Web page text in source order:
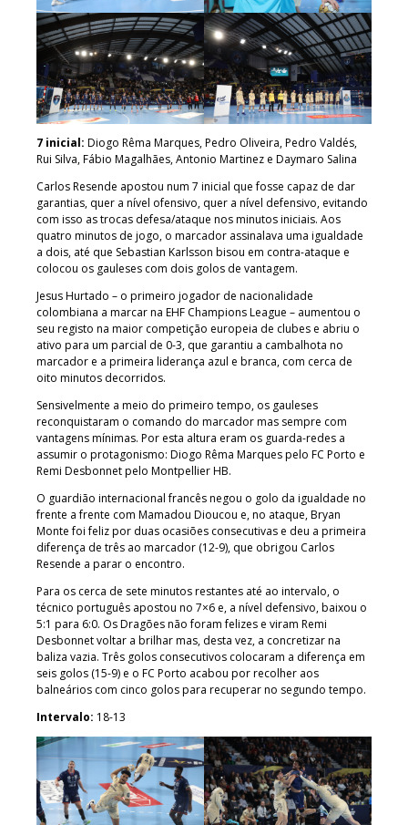
7 inicial: Diogo Rêma Marques, Pedro Oliveira, Pedro Valdés,
Rui Silva, Fábio Magalhães, Antonio Martinez e Daymaro Salina
Carlos Resende apostou num 7 inicial que fosse capaz de dar
garantias, quer a nível ofensivo, quer a nível defensivo, evitando
com isso as trocas defesa/ataque nos minutos iniciais. Aos
quatro minutos de jogo, o marcador assinalava uma igualdade
a dois, até que Sebastian Karlsson bisou em contra-ataque e
colocou os gauleses com dois golos de vantagem.
Jesus Hurtado – o primeiro jogador de nacionalidade
colombiana a marcar na EHF Champions League – aumentou o
seu registo na maior competição europeia de clubes e abriu o
ativo para um parcial de 0-3, que garantiu a cambalhota no
marcador e a primeira liderança azul e branca, com cerca de
oito minutos decorridos.
Sensivelmente a meio do primeiro tempo, os gauleses
reconquistaram o comando do marcador mas sempre com
vantagens mínimas. Por esta altura eram os guarda-redes a
assumir o protagonismo: Diogo Rêma Marques pelo FC Porto e
Remi Desbonnet pelo Montpellier HB.
O guardião internacional francês negou o golo da igualdade no
frente a frente com Mamadou Dioucou e, no ataque, Bryan
Monte foi feliz por duas ocasiões consecutivas e deu a primeira
diferença de três ao marcador (12-9), que obrigou Carlos
Resende a parar o encontro.
Para os cerca de sete minutos restantes até ao intervalo, o
técnico português apostou no 7×6 e, a nível defensivo, baixou o
5:1 para 6:0. Os Dragões não foram felizes e viram Remi
Desbonnet voltar a brilhar mas, desta vez, a concretizar na
baliza vazia. Três golos consecutivos colocaram a diferença em
seis golos (15-9) e o FC Porto acabou por recolher aos
balneários com cinco golos para recuperar no segundo tempo.
Intervalo: 18-13